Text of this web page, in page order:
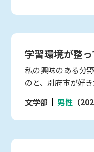
学習環境が整
私の興味のある分
のと、別府市が好き
文学部
男性 （